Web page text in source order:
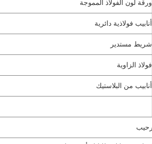
ورقة لون الفولاذ المموجة
أنابيب فولاذية دائرية
شريط مستدير
فولاذ الزاوية
أنابيب من البلاستيك